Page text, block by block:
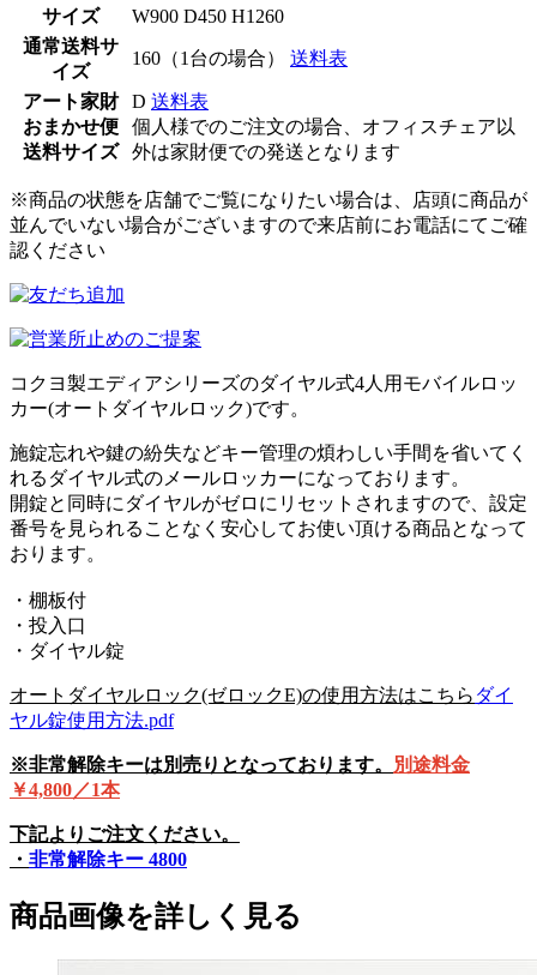
サイズ
W900 D450 H1260
通常送料サ
イズ
160（1台の場合） 送料表
アート家財
おまかせ便
送料サイズ
D 送料表
個人様でのご注文の場合、オフィスチェア以
外は家財便での発送となります
※商品の状態を店舗でご覧になりたい場合は、店頭に商品が
並んでいない場合がございますので来店前にお電話にてご確
認ください
コクヨ製エディアシリーズのダイヤル式4人用モバイルロッ
カー(オートダイヤルロック)です。
施錠忘れや鍵の紛失などキー管理の煩わしい手間を省いてく
れるダイヤル式のメールロッカーになっております。
開錠と同時にダイヤルがゼロにリセットされますので、設定
番号を見られることなく安心してお使い頂ける商品となって
おります。
・棚板付
・投入口
・ダイヤル錠
オートダイヤルロック(ゼロックE)の使用方法はこちら ダイ
ヤル錠使用方法.pdf
※非常解除キーは別売りとなっております。
別途料金
￥4,800／1本
下記よりご注文ください。
・ 非常解除キー 4800
商品画像を詳しく見る